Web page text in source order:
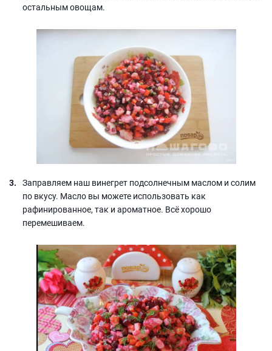
остальным овощам.
Заправляем наш винегрет подсолнечным маслом и солим
по вкусу. Масло вы можете использовать как
рафинированное, так и ароматное. Всё хорошо
перемешиваем.